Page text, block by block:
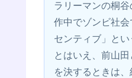
ラリーマンの桐谷
作中でゾンビ社
センティブ」とい
とはいえ、前山
を決するときは